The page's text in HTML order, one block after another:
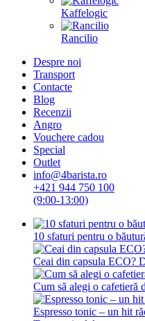
Kaffelogic
Rancilio
Despre noi
Transport
Contacte
Blog
Recenzii
Angro
Vouchere cadou
Special
Outlet
info@4barista.ro
+421 944 750 100
(9:00-13:00)
10 sfaturi pentru o
Ceai din capsula ECO?
Cum să alegi o cafetieră
Espresso tonic – un hit